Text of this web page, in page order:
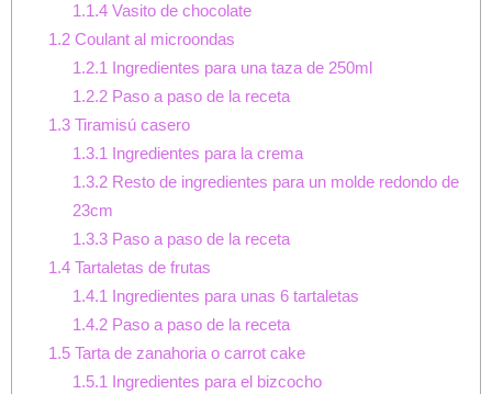
1.1.4 Vasito de chocolate
1.2Coulant al microondas
1.2.1 Ingredientes para una taza de 250ml
1.2.2 Paso a paso de la receta
1.3Tiramisú casero
1.3.1 Ingredientes para la crema
1.3.2 Resto de ingredientes para un molde redondo de
23cm
1.3.3 Paso a paso de la receta
1.4Tartaletas de frutas
1.4.1 Ingredientes para unas 6 tartaletas
1.4.2 Paso a paso de la receta
1.5Tarta de zanahoria o carrot cake
1.5.1 Ingredientes para el bizcocho